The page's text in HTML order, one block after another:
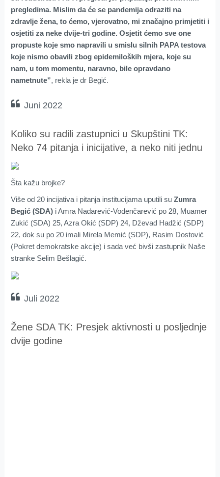
pregledima. Mislim da će se pandemija odraziti na
zdravlje žena, to ćemo, vjerovatno, mi značajno primjetiti i
osjetiti za neke dvije-tri godine. Osjetit ćemo sve one
propuste koje smo napravili u smislu silnih PAPA testova
koje nismo obavili zbog epidemiloških mjera, koje su
nam, u tom momentu, naravno, bile opravdano
nametnute”, rekla je dr Begić.
Juni 2022
Koliko su radili zastupnici u Skupštini TK:
Neko 74 pitanja i inicijative, a neko niti jednu
Šta kažu brojke?
Više od 20 incijativa i pitanja institucijama uputili su Zumra
Begić (SDA)i Amra Nadarević-Vodenčarević po 28, Muamer
Zukić (SDA) 25, Azra Okić (SDP) 24, Dževad Hadžić (SDP)
22, dok su po 20 imali Mirela Memić (SDP), Rasim Dostović
(Pokret demokratske akcije) i sada već bivši zastupnik Naše
stranke Selim Bešlagić.
Juli 2022
Žene SDA TK: Presjek aktivnosti u posljednje
dvije godine